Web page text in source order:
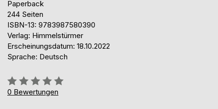
Paperback
244 Seiten
ISBN-13: 9783987580390
Verlag: Himmelstürmer
Erscheinungsdatum: 18.10.2022
Sprache: Deutsch
Bewertung::
0%
0 Bewertungen